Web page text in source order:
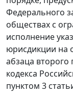
Федерального
обществах с
исполнение
юрисдикции на
абзаца второго
кодекса
пунктом 3